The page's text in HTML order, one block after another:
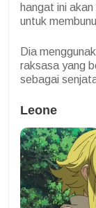
hangat ini
untuk
Dia
raksasa yang
sebagai
Leone